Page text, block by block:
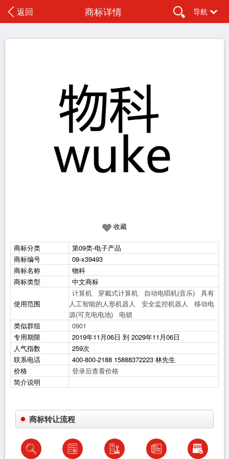
返回 商标详情 导航
收藏
商标分类
第09类-电子产品
商标编号
09-x39493
商标名称
物科
商标类型
中文商标
使用范围
计算机 穿戴式计算机 自动电唱机(音乐)
具有
人工智能的人形机器人
安全监控机器人
移动电
源(可充电电池)
电锁
类似群组
0901
专用期限
2019年11月06日 到 2029年11月06日
人气指数
259次
联系电话
400-800-2188 15888372223 林先生
价格
登录后查看价格
简介说明
商标转让流程